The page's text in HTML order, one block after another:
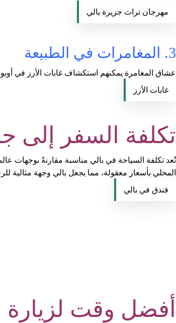
مهرجان تراث جزيرة بالي
3. المغامرات في الطبيعة
عشاق المغامرة يمكنهم استكشاف غابات الأرز في
غابات الأرز
تكلفة السفر إلى
المحلي بأسعار معقولة، مما يجعل بالي وجهة مثالية
فندق في بالي
أفضل وقت لزيارة